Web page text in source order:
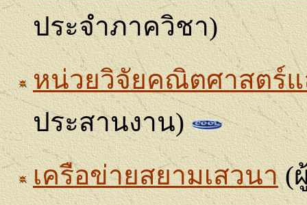
ประจำภาควิชา)
หน่วยวิจัยคณิตศาสตร์
ประสานงาน)
เครือข่ายสยามเสวนา(